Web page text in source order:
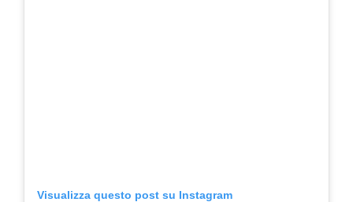
Visualizza questo post su Instagram